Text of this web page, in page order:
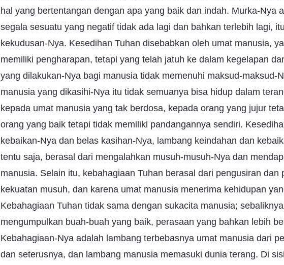
hal yang bertentangan dengan apa yang baik dan indah. Murka-Nya
segala sesuatu yang negatif tidak ada lagi dan bahkan terlebih lagi,
kekudusan-Nya. Kesedihan Tuhan disebabkan oleh umat manusia,
memiliki pengharapan, tetapi yang telah jatuh ke dalam kegelapan
yang dilakukan-Nya bagi manusia tidak memenuhi maksud-maksud-
manusia yang dikasihi-Nya itu tidak semuanya bisa hidup dalam
kepada umat manusia yang tak berdosa, kepada orang yang jujur
orang yang baik tetapi tidak memiliki pandangannya sendiri.
kebaikan-Nya dan belas kasihan-Nya, lambang keindahan dan
tentu saja, berasal dari mengalahkan musuh-musuh-Nya dan
manusia. Selain itu, kebahagiaan Tuhan berasal dari pengusiran dan
kekuatan musuh, dan karena umat manusia menerima kehidupan
Kebahagiaan Tuhan tidak sama dengan sukacita manusia;
mengumpulkan buah-buah yang baik, perasaan yang bahkan lebih
Kebahagiaan-Nya adalah lambang terbebasnya umat manusia dari
dan seterusnya, dan lambang manusia memasuki dunia terang. Di